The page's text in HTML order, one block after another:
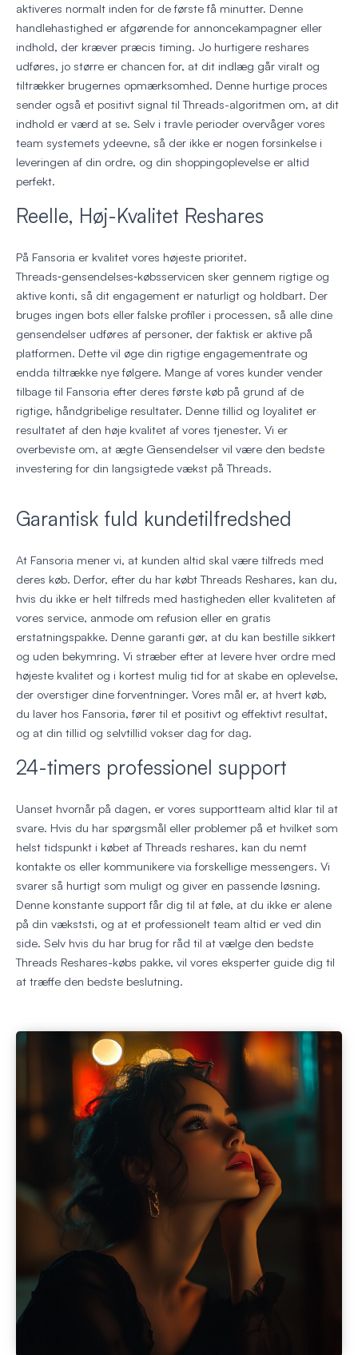
aktiveres normalt inden for de første få minutter. Denne
handlehastighed er afgørende for annoncekampagner eller
indhold, der kræver præcis timing. Jo hurtigere reshares
udføres, jo større er chancen for, at dit indlæg går viralt og
tiltrækker brugernes opmærksomhed. Denne hurtige proces
sender også et positivt signal til Threads-algoritmen om, at dit
indhold er værd at se. Selv i travle perioder overvåger vores
team systemets ydeevne, så der ikke er nogen forsinkelse i
leveringen af din ordre, og din shoppingoplevelse er altid
perfekt.
Reelle, Høj-Kvalitet Reshares
På Fansoria er kvalitet vores højeste prioritet.
Threads‑gensendelses‑købsservicen sker gennem rigtige og
aktive konti, så dit engagement er naturligt og holdbart. Der
bruges ingen bots eller falske profiler i processen, så alle dine
gensendelser udføres af personer, der faktisk er aktive på
platformen. Dette vil øge din rigtige engagementrate og
endda tiltrække nye følgere. Mange af vores kunder vender
tilbage til Fansoria efter deres første køb på grund af de
rigtige, håndgribelige resultater. Denne tillid og loyalitet er
resultatet af den høje kvalitet af vores tjenester. Vi er
overbeviste om, at ægte Gensendelser vil være den bedste
investering for din langsigtede vækst på Threads.
Garantisk fuld kundetilfredshed
At Fansoria mener vi, at kunden altid skal være tilfreds med
deres køb. Derfor, efter du har købt Threads Reshares, kan du,
hvis du ikke er helt tilfreds med hastigheden eller kvaliteten af
vores service, anmode om refusion eller en gratis
erstatningspakke. Denne garanti gør, at du kan bestille sikkert
og uden bekymring. Vi stræber efter at levere hver ordre med
højeste kvalitet og i kortest mulig tid for at skabe en oplevelse,
der overstiger dine forventninger. Vores mål er, at hvert køb,
du laver hos Fansoria, fører til et positivt og effektivt resultat,
og at din tillid og selvtillid vokser dag for dag.
24-timers professionel support
Uanset hvornår på dagen, er vores supportteam altid klar til at
svare. Hvis du har spørgsmål eller problemer på et hvilket som
helst tidspunkt i købet af Threads reshares, kan du nemt
kontakte os eller kommunikere via forskellige messengers. Vi
svarer så hurtigt som muligt og giver en passende løsning.
Denne konstante support får dig til at føle, at du ikke er alene
på din vækststi, og at et professionelt team altid er ved din
side. Selv hvis du har brug for råd til at vælge den bedste
Threads Reshares-købs pakke, vil vores eksperter guide dig til
at træffe den bedste beslutning.